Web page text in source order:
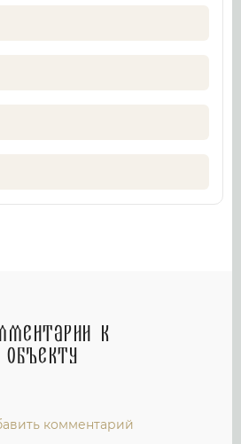
к
объекту
комментарий